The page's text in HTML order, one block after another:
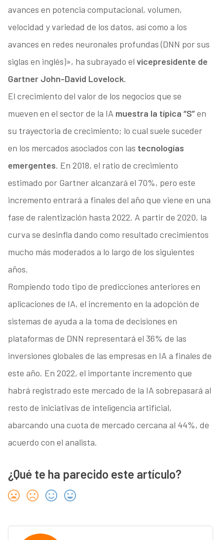
avances en potencia computacional, volumen,
velocidad y variedad de los datos, así como a los
avances en redes neuronales profundas (DNN por sus
siglas en inglés)», ha subrayado el vicepresidente de
Gartner John-David Lovelock.
El crecimiento del valor de los negocios que se
mueven en el sector de la IA muestra la típica “S”en
su trayectoria de crecimiento; lo cual suele suceder
en los mercados asociados con las tecnologías
emergentes. En 2018, el ratio de crecimiento
estimado por Gartner alcanzará el 70%, pero este
incremento entrará a finales del año que viene en una
fase de ralentización hasta 2022. A partir de 2020, la
curva se desinfla dando como resultado crecimientos
mucho más moderados a lo largo de los siguientes
años.
Rompiendo todo tipo de predicciones anteriores en
aplicaciones de IA, el incremento en la adopción de
sistemas de ayuda a la toma de decisiones en
plataformas de DNN representará el 36% de las
inversiones globales de las empresas en IA a finales de
este año. En 2022, el importante incremento que
habrá registrado este mercado de la IA sobrepasará al
resto de iniciativas de inteligencia artificial,
abarcando una cuota de mercado cercana al 44%, de
acuerdo con el analista.
¿Qué te ha parecido este artículo?